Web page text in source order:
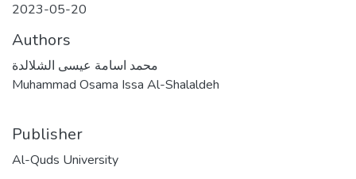
2023-05-20
Authors
محمد اسامة عيسى الشلالدة
Muhammad Osama Issa Al-Shalaldeh
Publisher
Al-Quds University